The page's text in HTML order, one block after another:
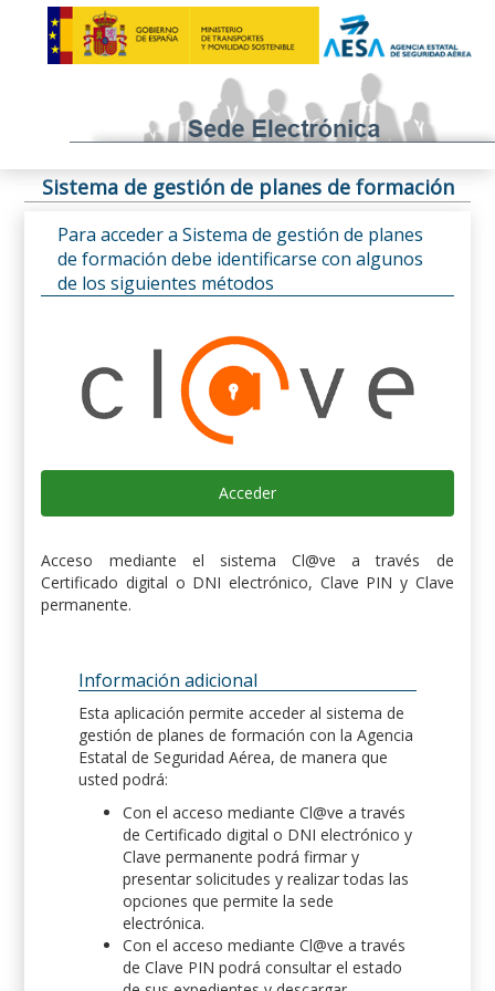
Sistema de gestión de planes de formación
Para acceder a Sistema de gestión de planes
de formación debe identificarse con algunos
de los siguientes métodos
Acceder
Acceso mediante el sistema Cl@ve a través de
Certificado digital o DNI electrónico, Clave PIN y Clave
permanente.
Información adicional
Esta aplicación permite acceder al sistema de
gestión de planes de formación con la Agencia
Estatal de Seguridad Aérea, de manera que
usted podrá:
Con el acceso mediante Cl@ve a través
de Certificado digital o DNI electrónico y
Clave permanente podrá firmar y
presentar solicitudes y realizar todas las
opciones que permite la sede
electrónica.
Con el acceso mediante Cl@ve a través
de Clave PIN podrá consultar el estado